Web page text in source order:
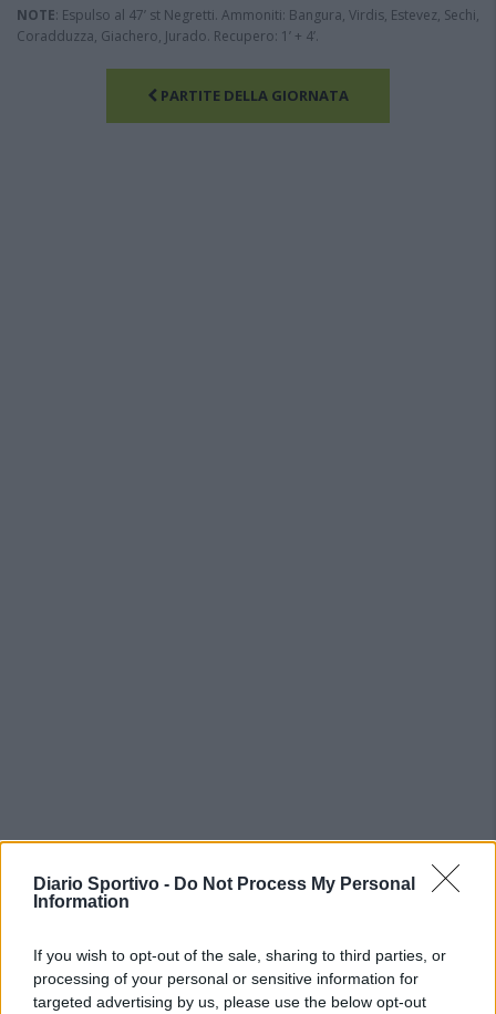
Diario Sportivo - Do Not Process My Personal
Information
If you wish to opt-out of the sale, sharing to third parties, or
processing of your personal or sensitive information for
targeted advertising by us, please use the below opt-out
NOTE: Espulso al 47’ st Negretti. Ammoniti: Bangura, Virdis, Estevez, Sechi,
Coradduzza, Giachero, Jurado. Recupero: 1’ + 4’.
PARTITE DELLA GIORNATA
PIÙ LETTI OGGI
Amichevole Ossese: 3-1 al Cagliari Primavera,
doppietta di Tapparello